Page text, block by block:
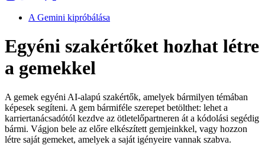
A Gemini kipróbálása
Egyéni szakértőket hozhat létre
a gemekkel
A gemek egyéni AI-alapú szakértők, amelyek bármilyen témában
képesek segíteni. A gem bármiféle szerepet betölthet: lehet a
karriertanácsadótól kezdve az ötletelőpartneren át a kódolási segédig
bármi. Vágjon bele az előre elkészített gemjeinkkel, vagy hozzon
létre saját gemeket, amelyek a saját igényeire vannak szabva.